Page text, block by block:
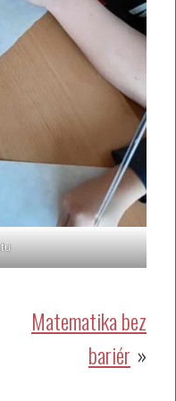
Matematika bez
bariér